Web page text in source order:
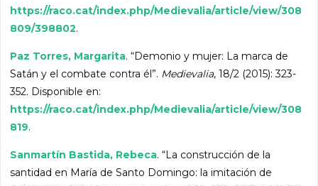
https://raco.cat/index.php/Medievalia/article/view/308
809/398802.
Paz Torres, Margarita. “Demonio y mujer: La marca de
Satán y el combate contra él”. Medievalia, 18/2 (2015): 323-
352. Disponible en:
https://raco.cat/index.php/Medievalia/article/view/308
819.
Sanmartín Bastida, Rebeca. “La construcción de la
santidad en María de Santo Domingo: la imitación de